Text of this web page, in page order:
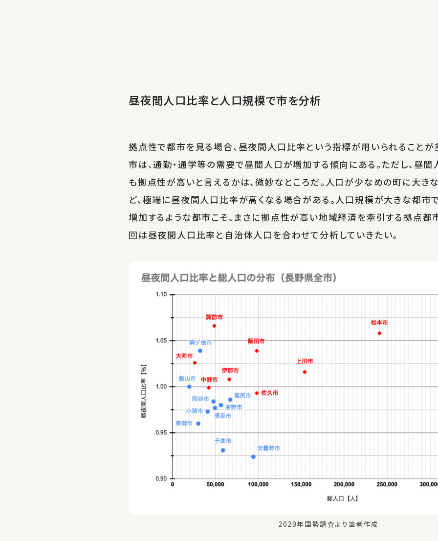
昼夜間人口比率と人口規模で市を分析
拠点性で都市を見る場合、昼夜間人口比率という指標が用いられることが
市は、通勤・通学等の需要で昼間人口が増加する傾向にある。ただし、昼
も拠点性が高いと言えるかは、微妙なところだ。人口が少なめの町に大き
ど、極端に昼夜間人口比率が高くなる場合がある。人口規模が大きな都市
増加するような都市こそ、まさに拠点性が高い地域経済を牽引する拠点都
回は昼夜間人口比率と自治体人口を合わせて分析していきたい。
2020年国勢調査より筆者作成